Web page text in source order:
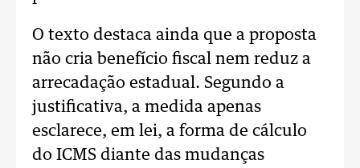
O texto destaca ainda que a proposta
não cria benefício fiscal nem reduz a
arrecadação estadual. Segundo a
justificativa, a medida apenas
esclarece, em lei, a forma de cálculo
do ICMS diante das mudanças